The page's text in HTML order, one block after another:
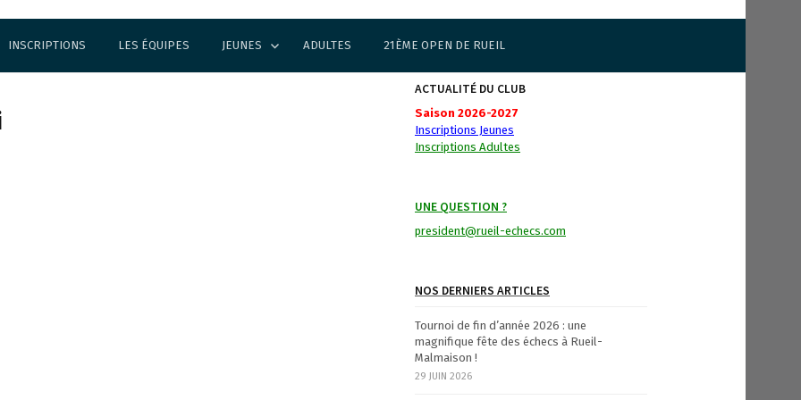
INSCRIPTIONS LES ÉQUIPES JEUNES ADULTES 21ÈME OPEN DE RUEIL
ACTUALITÉ DU CLUB
Saison 2026-2027
Inscriptions Jeunes
Inscriptions Adultes
UNE QUESTION ?
president@rueil-echecs.com
NOS DERNIERS ARTICLES
Tournoi de fin d’année 2026 : une
magnifique fête des échecs à Rueil-
Malmaison !
29 JUIN 2026